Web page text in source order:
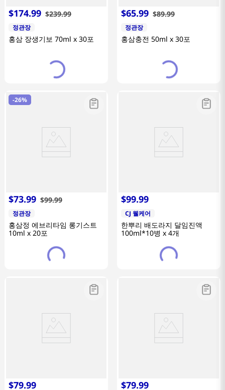
$174.99 $239.99
정관장
홍삼 장생기보 70ml x 30포
$65.99 $89.99
정관장
홍삼충전 50ml x 30포
-26%
$73.99 $99.99
정관장
홍삼정 에브리타임 롱기스트
10ml x 20포
$99.99
CJ 웰케어
한뿌리 배도라지 달임진액
100ml*10병 x 4개
$79.99 $79.99